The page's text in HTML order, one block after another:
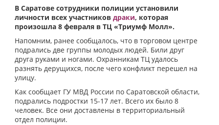
В Саратове сотрудники полиции установили
личности всех участников драки, которая
произошла 8 февраля в ТЦ «Триумф Молл».
Напомним, ранее сообщалось, что в торговом центре
подрались две группы молодых людей. Били друг
друга руками и ногами. Охранникам ТЦ удалось
разнять дерущихся, после чего конфликт перешел на
улицу.
Как сообщает ГУ МВД России по Саратовской области,
подрались подростки 15-17 лет. Всего их было 8
человек. Все они доставлены в территориальный
отдел полиции.